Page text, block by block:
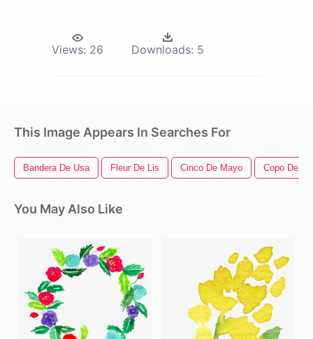
Views: 26 Downloads: 5
This Image Appears In Searches For
Bandera De Usa Fleur De Lis Cinco De Mayo Copo De
You May Also Like